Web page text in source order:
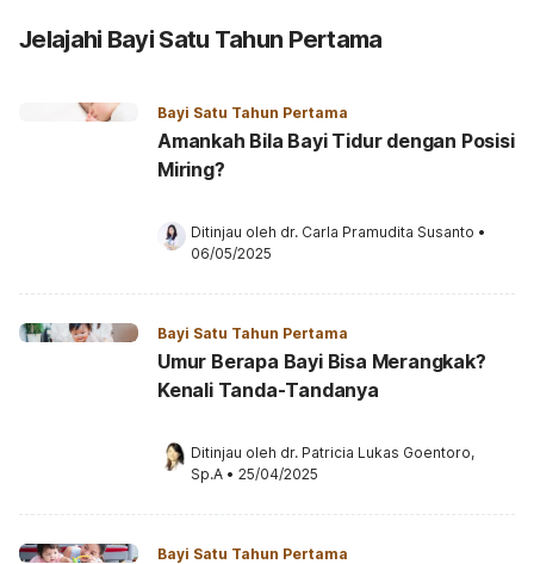
Jelajahi Bayi Satu Tahun Pertama
Bayi Satu Tahun Pertama
Amankah Bila Bayi Tidur dengan Posisi
Miring?
Ditinjau oleh dr. Carla Pramudita Susanto •
06/05/2025
Bayi Satu Tahun Pertama
Umur Berapa Bayi Bisa Merangkak?
Kenali Tanda-Tandanya
Ditinjau oleh dr. Patricia Lukas Goentoro,
Sp.A • 25/04/2025
Bayi Satu Tahun Pertama